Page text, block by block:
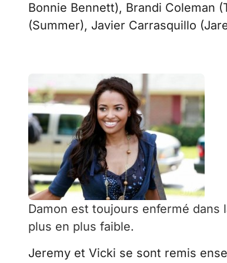
Bonnie Bennett), Brandi Coleman
(Summer), Javier Carrasquillo
Damon est toujours enfermé dans
plus en plus faible.
Jeremy et Vicki se sont remis